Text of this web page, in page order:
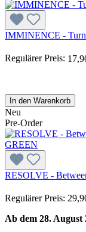
IMMINENCE -
Regulärer Preis:
In den Warenkorb
Neu
Pre-Order
RESOLVE -
Regulärer Preis:
Ab dem 28. August